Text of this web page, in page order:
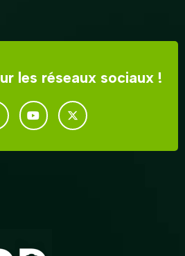
les réseaux sociaux !